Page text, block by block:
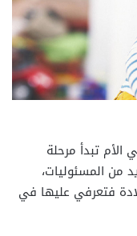
تبدأ مرحلة
من المسئوليات،
فتعرفي عليها في